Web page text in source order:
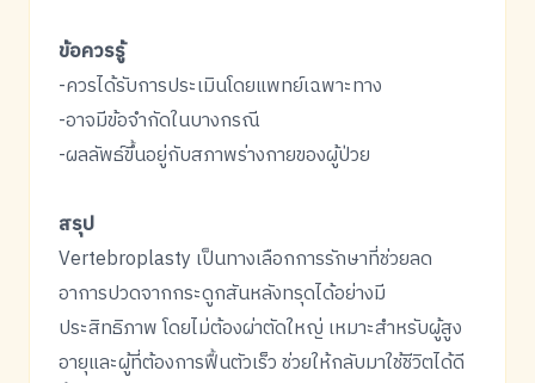
ข้อควรรู้
-ควรได้รับการประเมินโดยแพทย์เฉพาะทาง
-อาจมีข้อจำกัดในบางกรณี
-ผลลัพธ์ขึ้นอยู่กับสภาพร่างกายของผู้ป่วย
สรุป
Vertebroplasty เป็นทางเลือกการรักษาที่ช่วยลด
อาการปวดจากกระดูกสันหลังทรุดได้อย่างมี
ประสิทธิภาพ โดยไม่ต้องผ่าตัดใหญ่ เหมาะสำหรับผู้สูง
อายุและผู้ที่ต้องการฟื้นตัวเร็ว ช่วยให้กลับมาใช้ชีวิตได้ดี